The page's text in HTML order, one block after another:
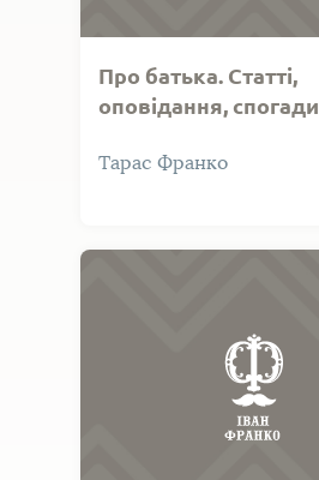
Про батька. Статті,
оповідання, спогади
Тарас Франко